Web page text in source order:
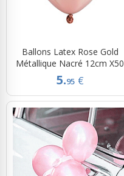
Ballons Latex Rose Gold
Métallique Nacré 12cm X50
5.95 €